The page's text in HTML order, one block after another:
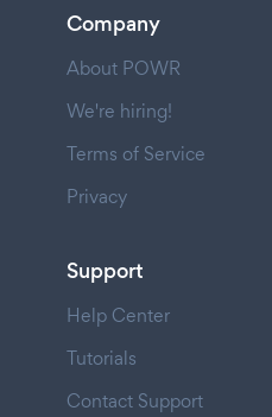
Company
About POWR
We're hiring!
Terms of Service
Privacy
Support
Help Center
Tutorials
Contact Support